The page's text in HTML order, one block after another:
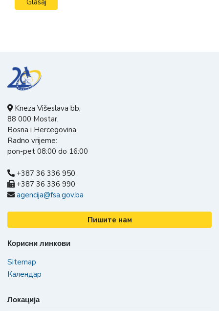
Kneza Višeslava bb,
88 000 Mostar,
Bosna i Hercegovina
Radno vrijeme:
pon-pet 08:00 do 16:00
+387 36 336 950
+387 36 336 990
agencija@fsa.gov.ba
Пишите нам
Корисни линкови
Sitemap
Календар
Локација